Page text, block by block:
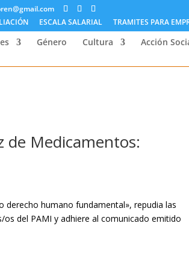
ESCALA SALARIAL TRAMITES PARA
Género Cultura Acción
de Medicamentos:
derecho humano fundamental», repudia las
del PAMI y adhiere al comunicado emitido